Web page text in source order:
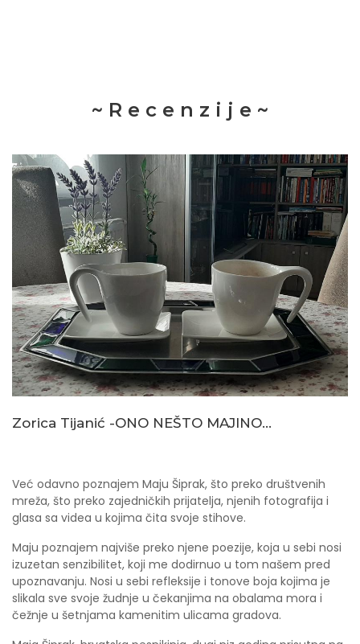
~ R e c e n z i j e ~
Zorica Tijanić -ONO NEŠTO MAJINO...
Već odavno poznajem Maju Šiprak, što preko društvenih
mreža, što preko zajedničkih prijatelja, njenih fotografija i
glasa sa videa u kojima čita svoje stihove.
Maju poznajem najviše preko njene poezije, koja u sebi nosi
izuzetan senzibilitet, koji me dodirnuo u tom našem pred
upoznavanju. Nosi u sebi refleksije i tonove boja kojima je
slikala sve svoje žudnje u čekanjima na obalama mora i
čežnje u šetnjama kamenitim ulicama gradova.